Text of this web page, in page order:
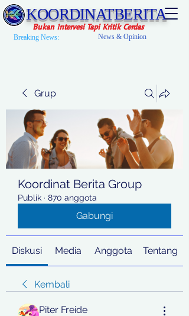
KOORDINATBERITA
Bukan Intervesi Tapi Kritik Cerdas
Breaking News: News & Opinion
Grup
Koordinat Berita Group
Publik · 870 anggota
Gabungi
Diskusi Media Anggota Tentang
Kembali
Piter Freide